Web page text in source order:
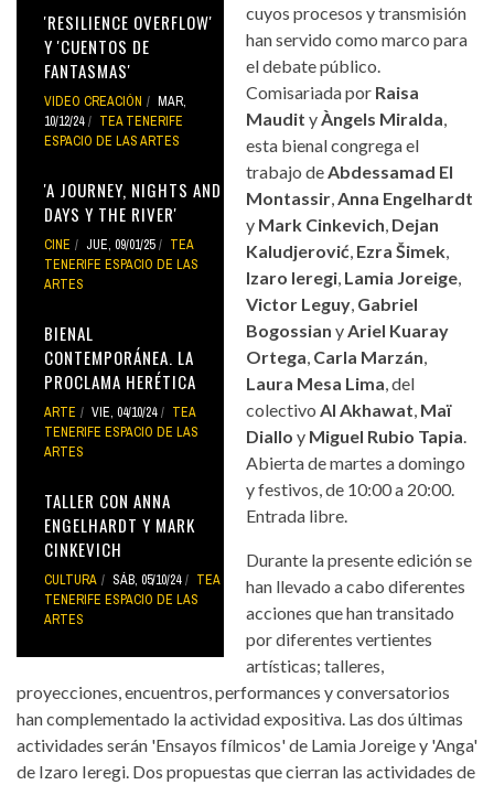
'RESILIENCE OVERFLOW'
Y 'CUENTOS DE
FANTASMAS'
VIDEO CREACIÓN
MAR,
10/12/24
TEA TENERIFE
ESPACIO DE LAS ARTES
'A JOURNEY, NIGHTS AND
DAYS Y THE RIVER'
CINE JUE, 09/01/25
TEA
TENERIFE ESPACIO DE LAS
ARTES
BIENAL
CONTEMPORÁNEA. LA
PROCLAMA HERÉTICA
ARTE VIE, 04/10/24
TEA
TENERIFE ESPACIO DE LAS
ARTES
TALLER CON ANNA
ENGELHARDT Y MARK
CINKEVICH
CULTURA SÁB, 05/10/24
TEA
TENERIFE ESPACIO DE LAS
ARTES
cuyos procesos y transmisión
han servido como marco para
el debate público.
Comisariada por Raisa
Maudit yÀngels Miralda,
esta bienal congrega el
trabajo deAbdessamad El
Montassir,Anna Engelhardt
y Mark Cinkevich, Dejan
Kaludjerović, Ezra Šimek,
Izaro Ieregi, Lamia Joreige,
Victor Leguy, Gabriel
Bogossian yAriel Kuaray
Ortega, Carla Marzán,
Laura Mesa Lima, del
colectivo Al Akhawat, Maï
Dialloy Miguel Rubio Tapia.
Abierta de martes a domingo
y festivos, de 10:00 a 20:00.
Entrada libre.
Durante la presente edición se
han llevado a cabo diferentes
acciones que han transitado
por diferentes vertientes
artísticas; talleres,
proyecciones, encuentros, performances y conversatorios
han complementado la actividad expositiva. Las dos últimas
actividades serán 'Ensayos fílmicos' de Lamia Joreige y 'Anga'
de Izaro Ieregi. Dos propuestas que cierran las actividades de